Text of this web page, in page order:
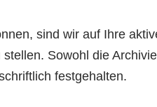
sind wir auf Ihre
Sowohl die
festgehalten.